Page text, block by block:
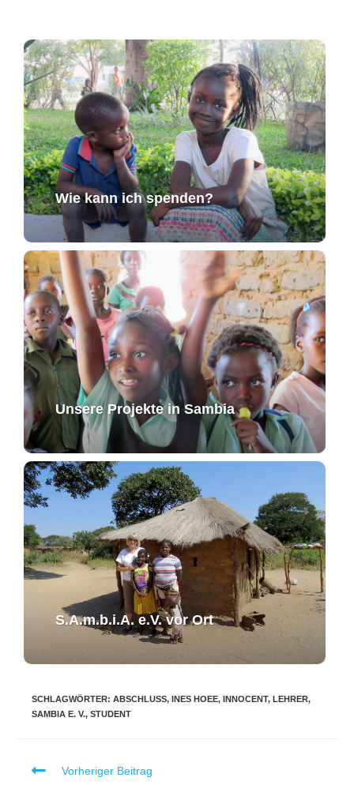
Wie kann ich spenden?
Unsere Projekte in Sambia
S.A.m.b.i.A. e.V. ​vor Ort​​
SCHLAGWÖRTER: ABSCHLUSS, INES HOEE, INNOCENT, LEHRER,
SAMBIA E. V., STUDENT
Vorheriger Beitrag